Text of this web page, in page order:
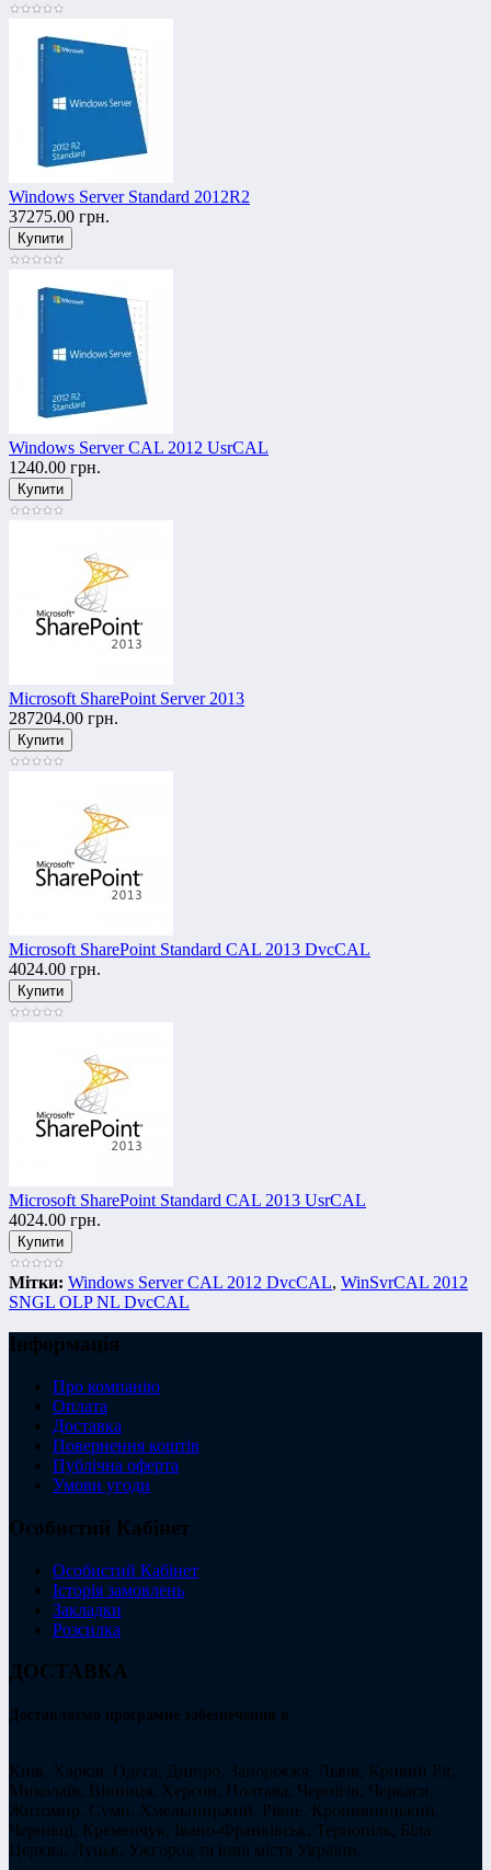
Windows Server Standard 2012R2
37275.00 грн.
Windows Server CAL 2012 UsrCAL
1240.00 грн.
Microsoft SharePoint Server 2013
287204.00 грн.
Microsoft SharePoint Standard CAL 2013 DvcCAL
4024.00 грн.
Microsoft SharePoint Standard CAL 2013 UsrCAL
4024.00 грн.
Мітки: Windows Server CAL 2012 DvcCAL, WinSvrCAL 2012
SNGL OLP NL DvcCAL
Інформація
Про компанію
Оплата
Доставка
Повернення коштів
Публічна оферта
Умови угоди
Особистий Кабінет
Особистий Кабінет
Історія замовлень
Закладки
Розсилка
ДОСТАВКА
Доставляємо програмне забезпечення в
Київ, Харків, Одеса, Дніпро, Запоріжжя, Львів, Кривий Ріг,
Миколаїв, Вінниця, Херсон, Полтава, Чернігів, Черкаси,
Житомир, Суми, Хмельницький, Рівне, Кропивницький,
Чернівці, Кременчук, Івано-Франківськ, Тернопіль, Біла
Церква, Луцьк, Ужгород та інші міста України.